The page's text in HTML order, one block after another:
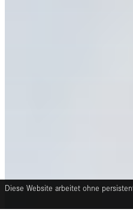
Diese Website arbeitet ohne